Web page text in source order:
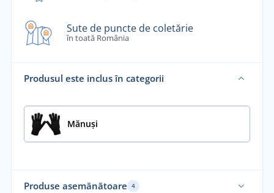
Sute de puncte de coletărie
în toată România
Produsul este inclus în categorii
Mănuși
Produse asemănătoare 4